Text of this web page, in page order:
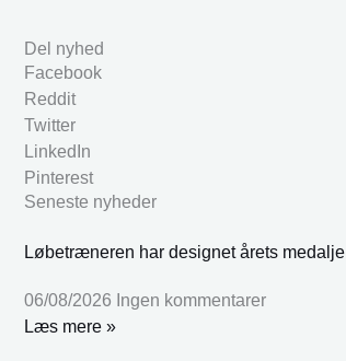
Del nyhed
Facebook
Reddit
Twitter
LinkedIn
Pinterest
Seneste nyheder
Løbetræneren har designet årets medalje
06/08/2026 Ingen kommentarer
Læs mere »